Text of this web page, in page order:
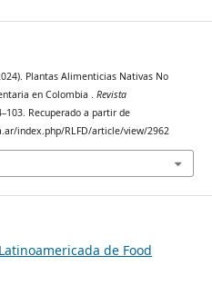
Plantas Alimenticias Nativas No
en Colombia . Revista
Recuperado a partir de
index.php/RLFD/article/view/2962
de Food